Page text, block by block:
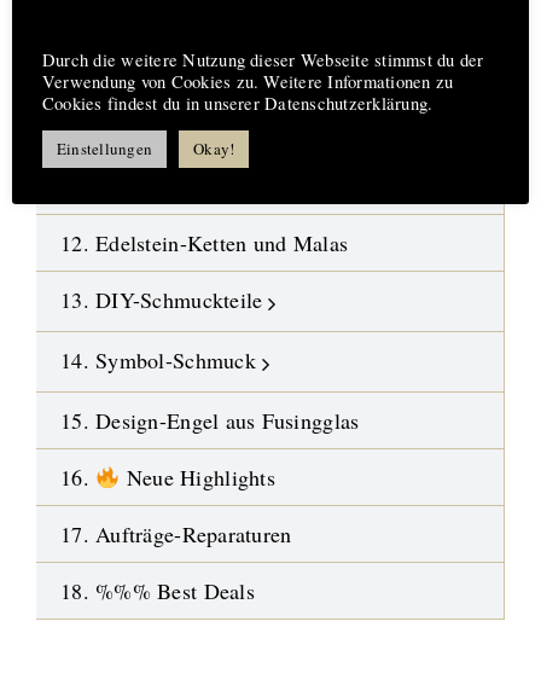
09. Kristalle
12. Edelstein-Ketten und Malas
13. DIY-Schmuckteile
14. Symbol-Schmuck
15. Design-Engel aus Fusingglas
16.
Neue Highlights
17. Aufträge-Reparaturen
18. %%% Best Deals
Durch die weitere Nutzung dieser Webseite stimmst du der
Verwendung von Cookies zu. Weitere Informationen zu
Cookies findest du in unserer Datenschutzerklärung.
Einstellungen Okay!